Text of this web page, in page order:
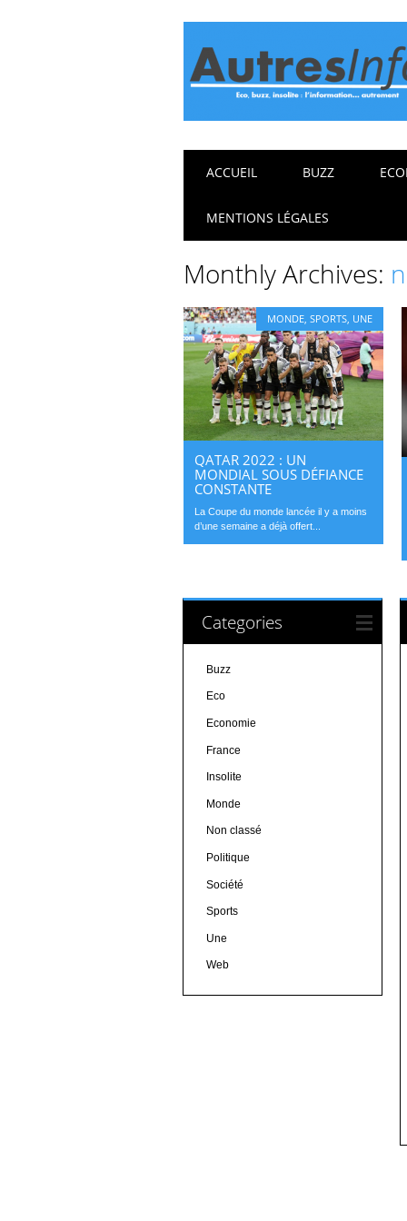
Main menu
ACCUEIL BUZZ
MENTIONS LÉGALES
Monthly Archives:
MONDE,SPORTS, UNE
QATAR 2022 : UN
MONDIAL SOUS DÉFIANCE
CONSTANTE
La Coupe du monde lancée il y a moins
d’une semaine a déjà offert...
Categories
Buzz
Eco
Economie
France
Insolite
Monde
Non classé
Politique
Société
Sports
Une
Web